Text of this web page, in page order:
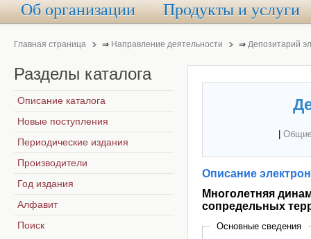
Об организации Продукты и услуги
Главная страница ⇒ Направление деятельности ⇒ Депозитарий
Описание
Многолетняя
сопредельных
Основные сведения
Разделы каталога
Описание каталога
Новые поступления
Периодические издания
Производители
Год издания
Алфавит
Поиск